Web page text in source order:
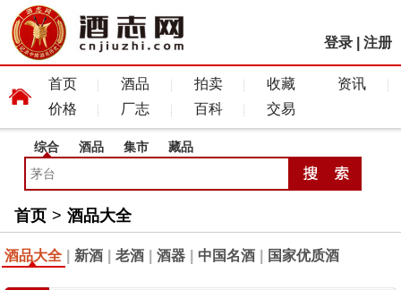
登录 注册
首页 酒品 拍卖 收藏
资讯
价格
厂志 百科 交易
综合 酒品 集市 藏品
首页 > 酒品大全
酒品大全 新酒 老酒 酒器 中国名酒 国家优质酒